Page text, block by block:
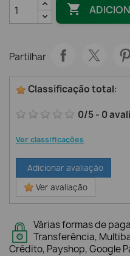

Partilhar
Classificação total:
0/5- 0
Ver classificações
Adicionar avaliação
Ver avaliação
Várias formas de
Transferência,
Crédito, Payshop, Google